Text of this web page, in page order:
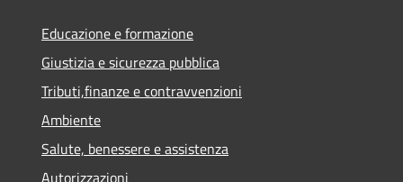
Educazione e formazione
Giustizia e sicurezza pubblica
Tributi,finanze e contravvenzioni
Ambiente
Salute, benessere e assistenza
Autorizzazioni